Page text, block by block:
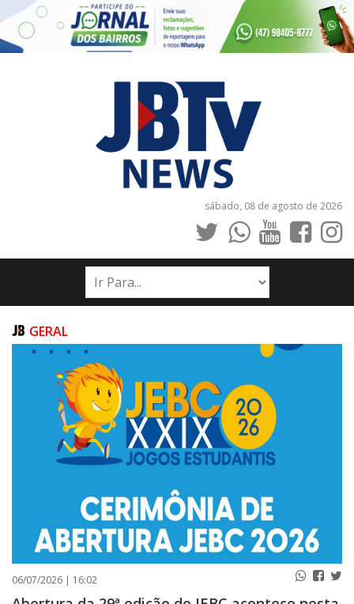
sábado, 08 de agosto de 2026
INÍCIO
NOTÍCIAS
PUBLICAÇÕES LEGAIS
CONTATO
GERAL
06/07/2026 | 16:02